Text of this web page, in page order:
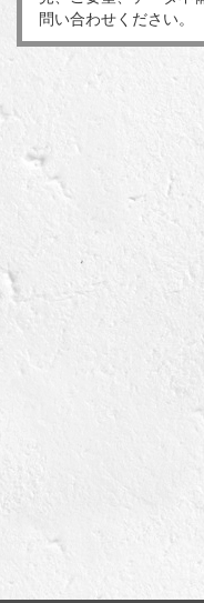
問い合わせください。